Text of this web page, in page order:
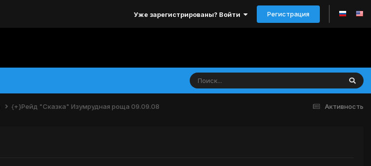
Уже зарегистрированы? Войти Регистрация
Активность
{+}Рейд "Сказка" Изумрудная роща 09.09.08